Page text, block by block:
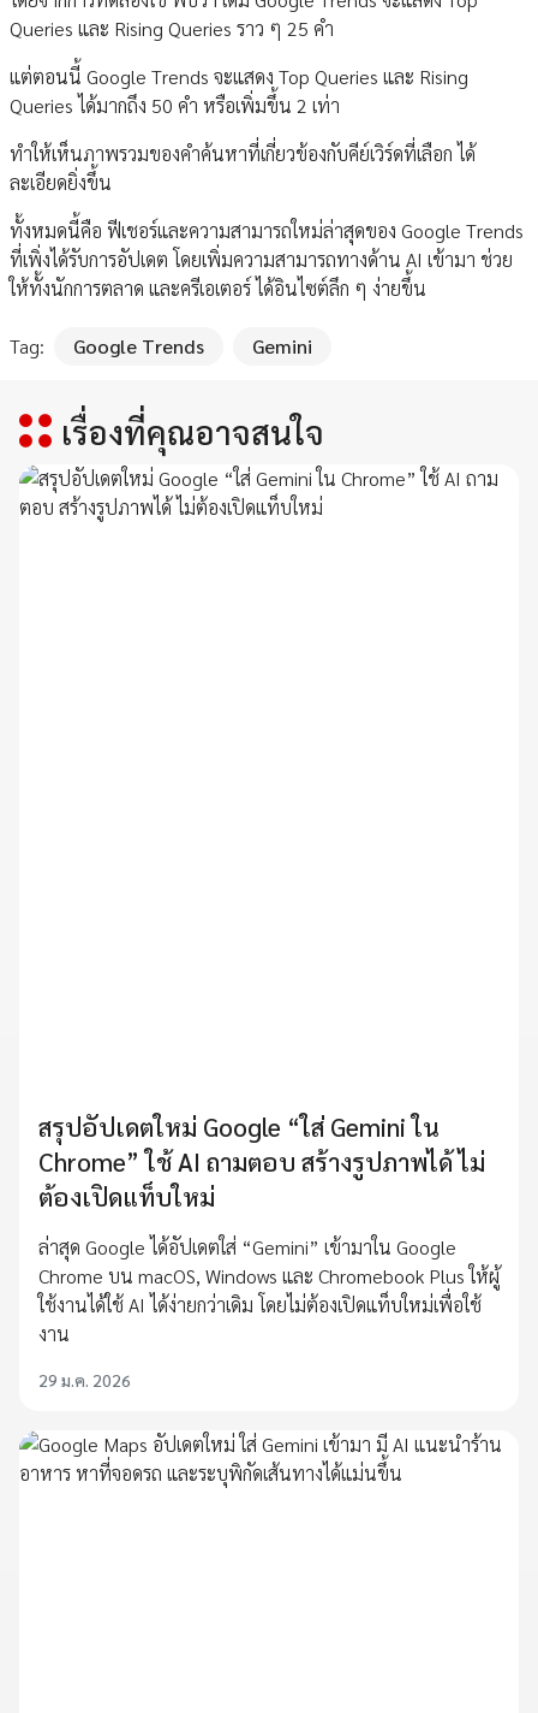
Queries และ Rising Queries ราว ๆ 25 คำ
แต่ตอนนี้ Google Trends จะแสดง Top Queries และ Rising
Queries ได้มากถึง 50 คำ หรือเพิ่มขึ้น 2 เท่า
ทำให้เห็นภาพรวมของคำค้นหาที่เกี่ยวข้องกับคีย์เวิร์ดที่เลือก ได้
ละเอียดยิ่งขึ้น
ทั้งหมดนี้คือ ฟีเชอร์และความสามารถใหม่ล่าสุดของ Google Trends
ที่เพิ่งได้รับการอัปเดต โดยเพิ่มความสามารถทางด้าน AI เข้ามา ช่วย
ให้ทั้งนักการตลาด และครีเอเตอร์ ได้อินไซต์ลึก ๆ ง่ายขึ้น
Tag: Google Trends Gemini
เรื่องที่คุณอาจสนใจ
สรุปอัปเดตใหม่ Google “ใส่ Gemini ใน
Chrome” ใช้ AI ถามตอบ สร้างรูปภาพได้ ไม่
ต้องเปิดแท็บใหม่
ล่าสุด Google ได้อัปเดตใส่ “Gemini” เข้ามาใน Google
Chrome บน macOS, Windows และ Chromebook Plus ให้ผู้
ใช้งานได้ใช้ AI ได้ง่ายกว่าเดิม โดยไม่ต้องเปิดแท็บใหม่เพื่อใช้
งาน
29 ม.ค. 2026